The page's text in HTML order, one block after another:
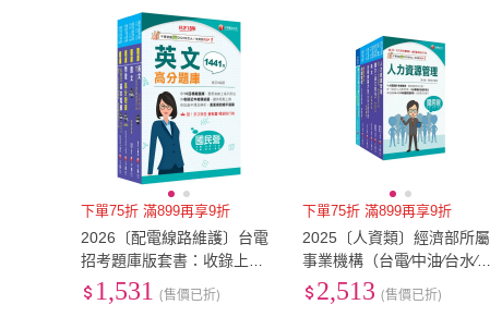
下單75折 滿899再享9折
2026〔配電線路維護〕台電
招考題庫版套書：收錄上千
題題型 解題簡潔易懂 加強複
習有效率！
1,531 (售價已折)
下單75折 滿899再享9折
2025〔人資類〕經濟部所屬
事業機構（台電∕中油∕台水∕台
糖）新進職員聯合甄試課文
版套書：建立基礎概念
2,513 (售價已折)